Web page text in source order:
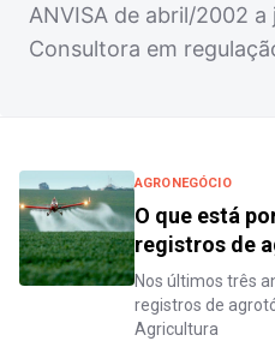
ANVISA de abril/2002 a
Consultora em
AGRONEGÓCIO
O que está
registros de
Nos últimos três
registros de
Agricultura